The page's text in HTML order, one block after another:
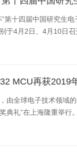
”第十四届中国研究生
于4月2日、4月10日
MCU再获2019
由全球电子技术领域
典礼”在上海隆重举行